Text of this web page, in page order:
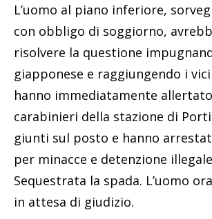
L’uomo al piano inferiore,
con obbligo di soggiorno,
risolvere la questione
giapponese e raggiungendo i
hanno immediatamente
carabinieri della stazione di
giunti sul posto e hanno
per minacce e detenzione
Sequestrata la spada. L’uomo
in attesa di giudizio.